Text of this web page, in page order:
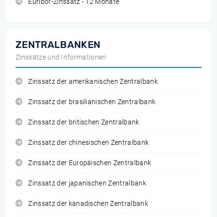
Euribor-Zinssatz - 12 Monate
ZENTRALBANKEN
Zinssätze und Informationen
Zinssatz der amerikanischen Zentralbank
Zinssatz der brasilianischen Zentralbank
Zinssatz der britischen Zentralbank
Zinssatz der chinesischen Zentralbank
Zinssatz der Europäischen Zentralbank
Zinssatz der japanischen Zentralbank
Zinssatz der kanadischen Zentralbank